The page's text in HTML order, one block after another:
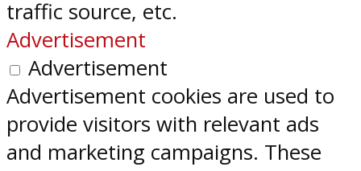
traffic source, etc.
Advertisement
Advertisement
Advertisement cookies are used to
provide visitors with relevant ads
and marketing campaigns. These